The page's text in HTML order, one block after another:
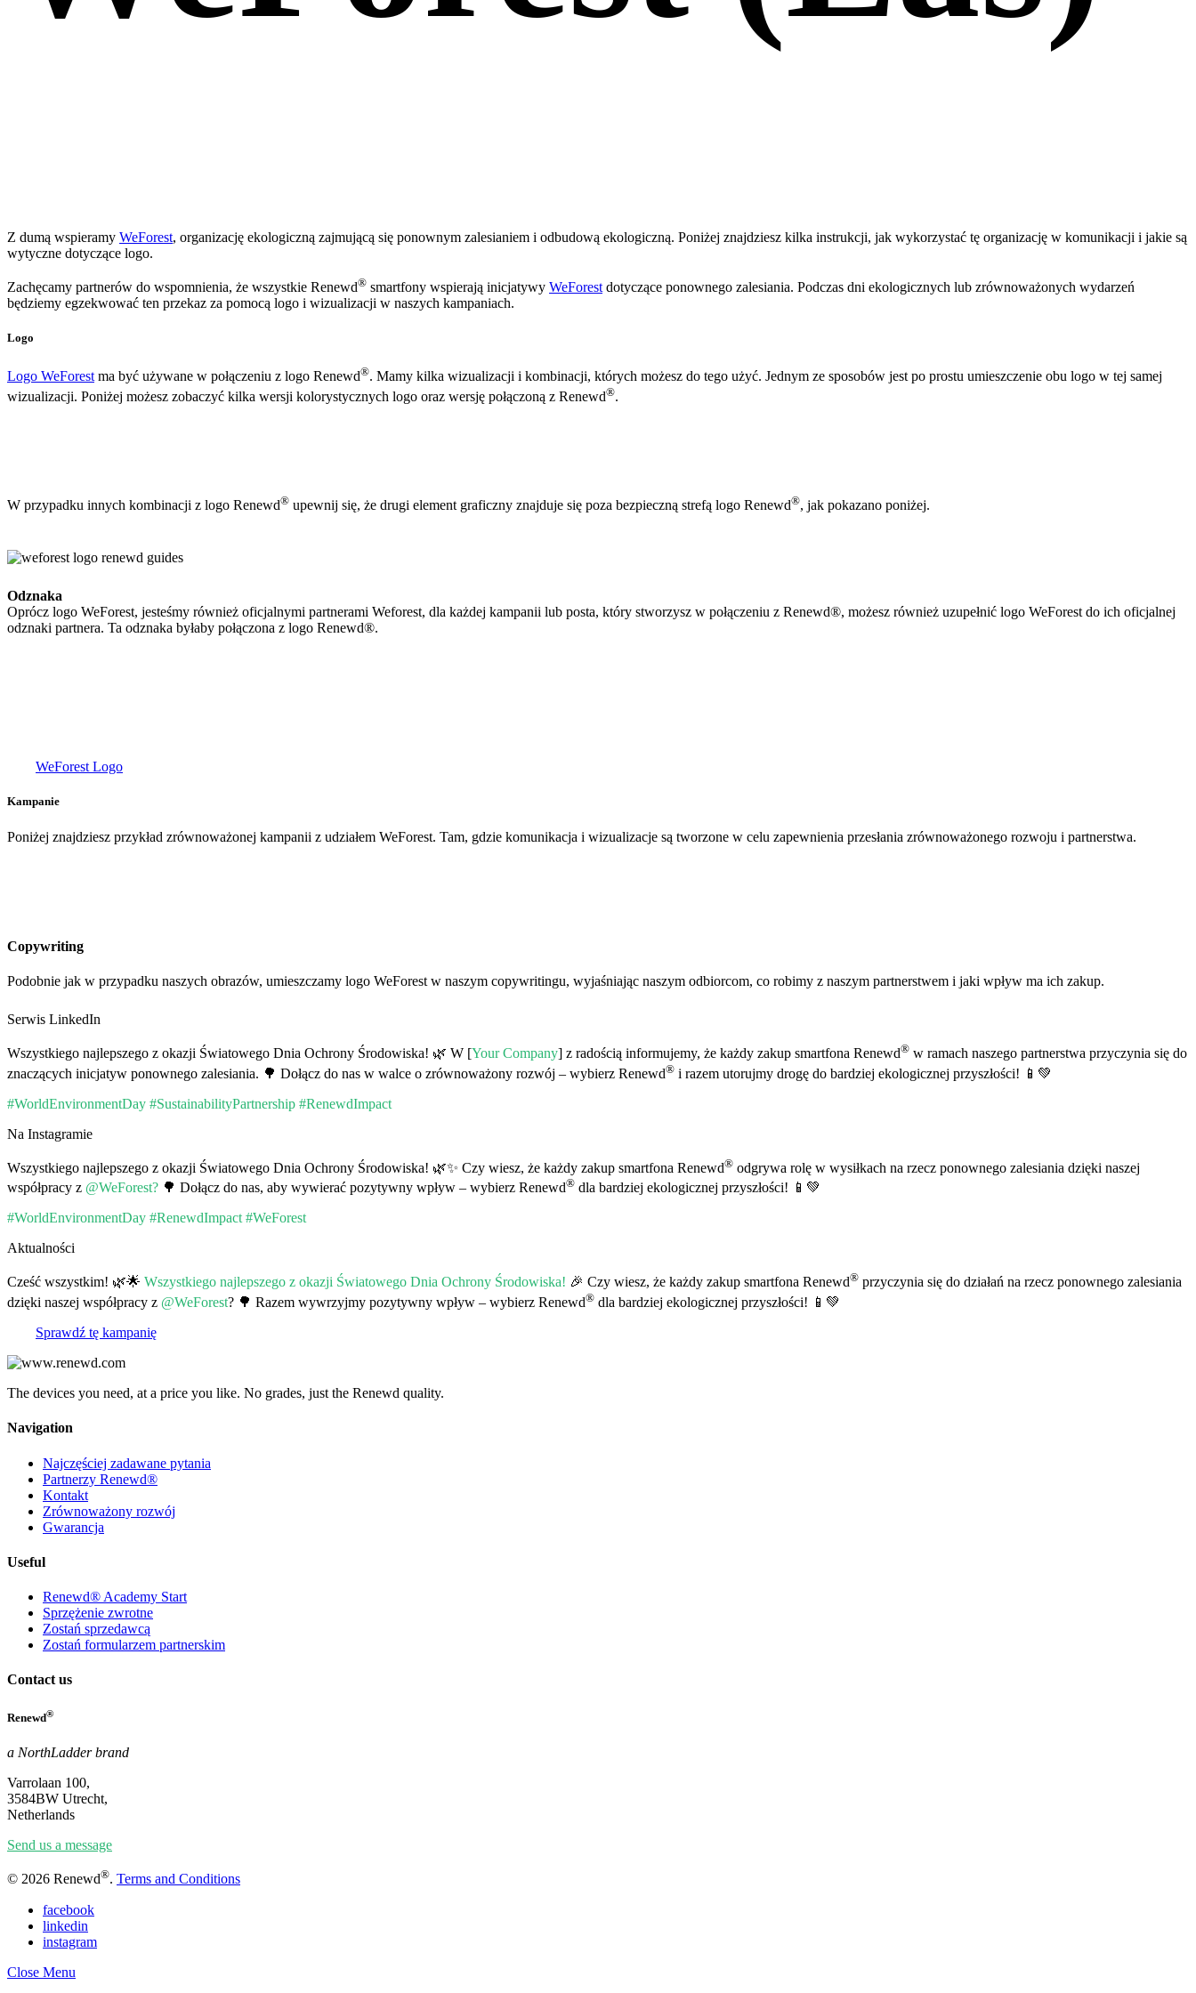
Z dumą wspieramy WeForest, organizację ekologiczną zajmującą się ponownym zalesianiem i odbudową ekologiczną. Poniżej znajdziesz kilka instrukcji, jak wykorzystać tę organizację w komunikacji i jakie są
wytyczne dotyczące logo.
Zachęcamy partnerów do wspomnienia, że wszystkie Renewd® smartfony wspierają inicjatywy WeForest dotyczące ponownego zalesiania. Podczas dni ekologicznych lub zrównoważonych wydarzeń
będziemy egzekwować ten przekaz za pomocą logo i wizualizacji w naszych kampaniach.
Logo
Logo WeForestma być używane w połączeniu z logo Renewd®. Mamy kilka wizualizacji i kombinacji, których możesz do tego użyć. Jednym ze sposobów jest po prostu umieszczenie obu logo w tej samej
wizualizacji. Poniżej możesz zobaczyć kilka wersji kolorystycznych logo oraz wersję połączoną z Renewd®.
W przypadku innych kombinacji z logo Renewd® upewnij się, że drugi element graficzny znajduje się poza bezpieczną strefą logo Renewd®, jak pokazano poniżej.
Odznaka
Oprócz logo WeForest, jesteśmy również oficjalnymi partnerami Weforest, dla każdej kampanii lub posta, który stworzysz w połączeniu z Renewd®, możesz również uzupełnić logo WeForest do ich oficjalnej
odznaki partnera. Ta odznaka byłaby połączona z logo Renewd®.
WeForest Logo
Kampanie
Poniżej znajdziesz przykład zrównoważonej kampanii z udziałem WeForest. Tam, gdzie komunikacja i wizualizacje są tworzone w celu zapewnienia przesłania zrównoważonego rozwoju i partnerstwa.
Copywriting
Podobnie jak w przypadku naszych obrazów, umieszczamy logo WeForest w naszym copywritingu, wyjaśniając naszym odbiorcom, co robimy z naszym partnerstwem i jaki wpływ ma ich zakup.
Serwis LinkedIn
Wszystkiego najlepszego z okazji Światowego Dnia Ochrony Środowiska! 🌿 W [Your Company] z radością informujemy, że każdy zakup smartfona Renewd® w ramach naszego partnerstwa przyczynia się do
znaczących inicjatyw ponownego zalesiania. 🌳 Dołącz do nas w walce o zrównoważony rozwój – wybierz Renewd® i razem utorujmy drogę do bardziej ekologicznej przyszłości! 📱💚
#WorldEnvironmentDay #SustainabilityPartnership #RenewdImpact
Na Instagramie
Wszystkiego najlepszego z okazji Światowego Dnia Ochrony Środowiska! 🌿✨ Czy wiesz, że każdy zakup smartfona Renewd® odgrywa rolę w wysiłkach na rzecz ponownego zalesiania dzięki naszej
współpracy z @WeForest? 🌳 Dołącz do nas, aby wywierać pozytywny wpływ – wybierz Renewd® dla bardziej ekologicznej przyszłości! 📱💚
#WorldEnvironmentDay #RenewdImpact #WeForest
Aktualności
Cześć wszystkim! 🌿🌟 Wszystkiego najlepszego z okazji Światowego Dnia Ochrony Środowiska! 🎉 Czy wiesz, że każdy zakup smartfona Renewd® przyczynia się do działań na rzecz ponownego zalesiania
dzięki naszej współpracy z @WeForest? 🌳 Razem wywrzyjmy pozytywny wpływ – wybierz Renewd® dla bardziej ekologicznej przyszłości! 📱💚
Sprawdź tę kampanię
The devices you need, at a price you like. No grades, just the Renewd quality.
Navigation
Najczęściej zadawane pytania
Partnerzy Renewd®
Kontakt
Zrównoważony rozwój
Gwarancja
Useful
Renewd® Academy Start
Sprzężenie zwrotne
Zostań sprzedawcą
Zostań formularzem partnerskim
Contact us
Renewd®
a NorthLadder brand
Varrolaan 100,
3584BW Utrecht,
Netherlands
Send us a message
© 2026 Renewd®. Terms and Conditions
facebook
linkedin
instagram
Close Menu